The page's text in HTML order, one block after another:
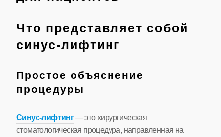
Что представляет собой
синус-лифтинг
Простое объяснение
процедуры
Синус-лифтинг— это хирургическая
стоматологическая процедура, направленная на